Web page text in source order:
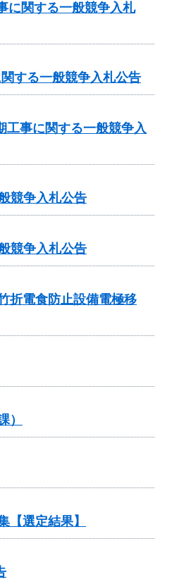
に関する一般競争入札
する一般競争入札公告
事に関する一般競争入
競争入札公告
競争入札公告
折電食防止設備電極移
）
選定結果】